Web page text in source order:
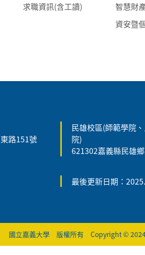
求職資訊(含工讀)
智慧財
資安暨
路151號
民雄校區(師範學院
院)
621302嘉義縣民雄
最後更新日期：
國立嘉義大學 版權所有 Copyright ©